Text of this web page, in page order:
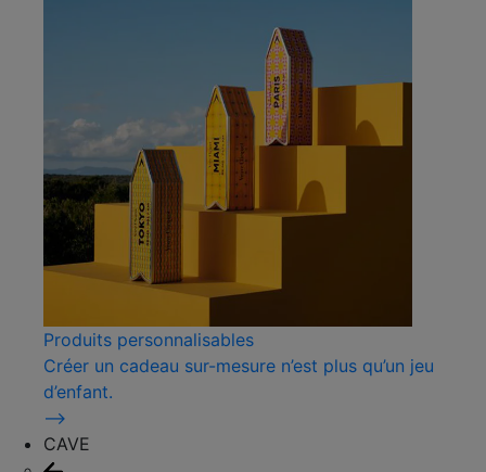
Produits personnalisables
Créer un cadeau sur-mesure n’est plus qu’un jeu
d’enfant.
⟶
CAVE